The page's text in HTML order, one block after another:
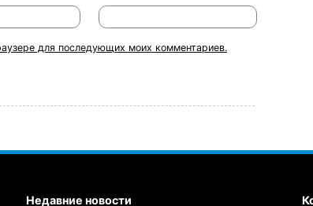
для последующих моих комментариев.
Недавние новости